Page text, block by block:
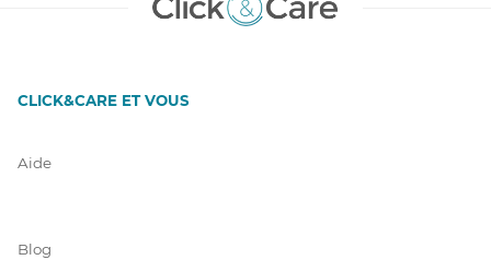
CLICK&CARE ET VOUS
Aide
Blog